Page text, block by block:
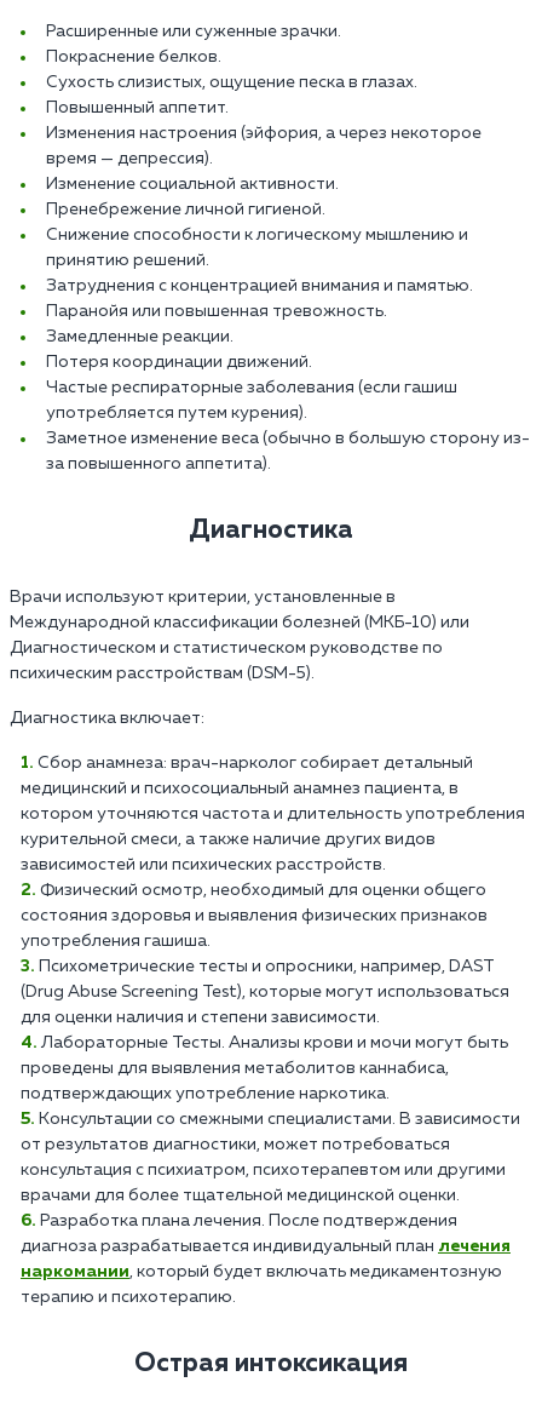
Расширенные или суженные зрачки.
Покраснение белков.
Сухость слизистых, ощущение песка в глазах.
Повышенный аппетит.
Изменения настроения (эйфория, а через некоторое
время — депрессия).
Изменение социальной активности.
Пренебрежение личной гигиеной.
Снижение способности к логическому мышлению и
принятию решений.
Затруднения с концентрацией внимания и памятью.
Паранойя или повышенная тревожность.
Замедленные реакции.
Потеря координации движений.
Частые респираторные заболевания (если гашиш
употребляется путем курения).
Заметное изменение веса (обычно в большую сторону из-
за повышенного аппетита).
Диагностика
Врачи используют критерии, установленные в
Международной классификации болезней (МКБ-10) или
Диагностическом и статистическом руководстве по
психическим расстройствам (DSM-5).
Диагностика включает:
Сбор анамнеза: врач-нарколог собирает детальный
медицинский и психосоциальный анамнез пациента, в
котором уточняются частота и длительность употребления
курительной смеси, а также наличие других видов
зависимостей или психических расстройств.
Физический осмотр, необходимый для оценки общего
состояния здоровья и выявления физических признаков
употребления гашиша.
Психометрические тесты и опросники, например, DAST
(Drug Abuse Screening Test), которые могут использоваться
для оценки наличия и степени зависимости.
Лабораторные Тесты. Анализы крови и мочи могут быть
проведены для выявления метаболитов каннабиса,
подтверждающих употребление наркотика.
Консультации со смежными специалистами. В зависимости
от результатов диагностики, может потребоваться
консультация с психиатром, психотерапевтом или другими
врачами для более тщательной медицинской оценки.
Разработка плана лечения. После подтверждения
диагноза разрабатывается индивидуальный план лечения
наркомании, который будет включать медикаментозную
терапию и психотерапию.
Острая интоксикация